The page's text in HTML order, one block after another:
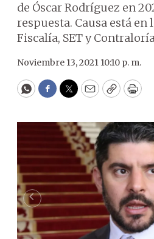
de Óscar Rodríguez en
respuesta. Causa está en
Fiscalía, SET y
Noviembre 13, 2021 10:10 p. m.
WhatsApp
Facebook
Twitter
EmailCopyPrint